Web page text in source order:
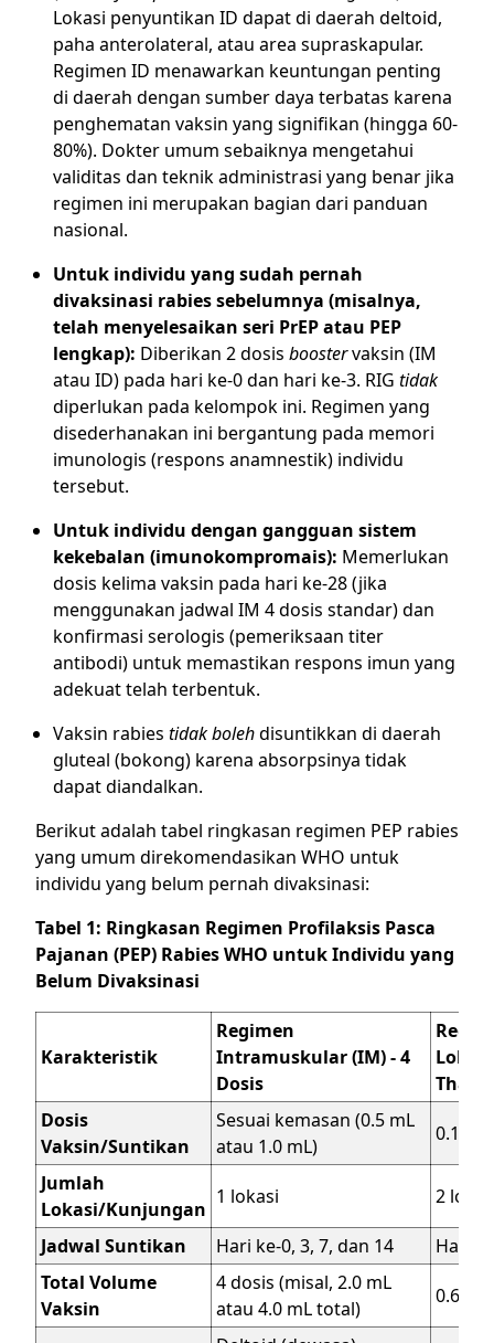
Lokasi penyuntikan ID dapat di daerah deltoid,
paha anterolateral, atau area supraskapular.
Regimen ID menawarkan keuntungan penting
di daerah dengan sumber daya terbatas karena
penghematan vaksin yang signifikan (hingga 60-
80%). Dokter umum sebaiknya mengetahui
validitas dan teknik administrasi yang benar jika
regimen ini merupakan bagian dari panduan
nasional.
Untuk individu yang sudah pernah
divaksinasi rabies sebelumnya (misalnya,
telah menyelesaikan seri PrEP atau PEP
lengkap): Diberikan 2 dosis boostervaksin (IM
atau ID) pada hari ke-0 dan hari ke-3. RIG tidak
diperlukan pada kelompok ini. Regimen yang
disederhanakan ini bergantung pada memori
imunologis (respons anamnestik) individu
tersebut.
Untuk individu dengan gangguan sistem
kekebalan (imunokompromais): Memerlukan
dosis kelima vaksin pada hari ke-28 (jika
menggunakan jadwal IM 4 dosis standar) dan
konfirmasi serologis (pemeriksaan titer
antibodi) untuk memastikan respons imun yang
adekuat telah terbentuk.
Vaksin rabies tidak bolehdisuntikkan di daerah
gluteal (bokong) karena absorpsinya tidak
dapat diandalkan.
Berikut adalah tabel ringkasan regimen PEP rabies
yang umum direkomendasikan WHO untuk
individu yang belum pernah divaksinasi:
Tabel 1: Ringkasan Regimen Profilaksis Pasca
Pajanan (PEP) Rabies WHO untuk Individu yang
Belum Divaksinasi
Karakteristik
Regimen
Intramuskular (IM) - 4
Dosis
Thai
Dosis
Vaksin/Suntikan
Sesuai kemasan (0.5 mL
atau 1.0 mL)
0.1
Jumlah
Lokasi/Kunjungan
1 lokasi 2
Jadwal Suntikan Hari ke-0, 3, 7, dan 14
Hari
Total Volume
Vaksin
4 dosis (misal, 2.0 mL
atau 4.0 mL total)
0.6